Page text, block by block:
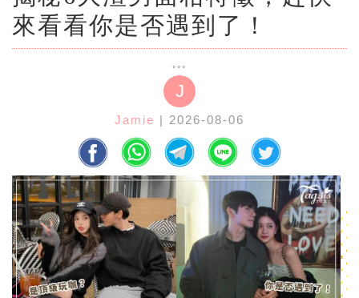
來看看你是否遇到了！
J
Jamie | 2026-08-06